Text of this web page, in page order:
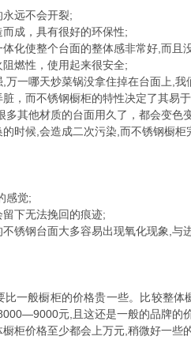
远不会开裂;
成，具有很好的环保性;
化使整个台面的整体感非常好,而且
燃性，使用起来很安全;
一哪天炒菜锅没拿住掉在台面上,我
，而不锈钢橱柜的特性决定了其易
多其他材质的台面用久了，都会变色
时候,会造成二次污染,而不锈钢橱柜
感觉;
下无法挽回的痕迹;
锈钢台面大多容易出现氧化现象,与
比一般橱柜的价格贵一些。比较整
元,且这还是一般的品牌的
柜价格至少都会上万元,稍微好一